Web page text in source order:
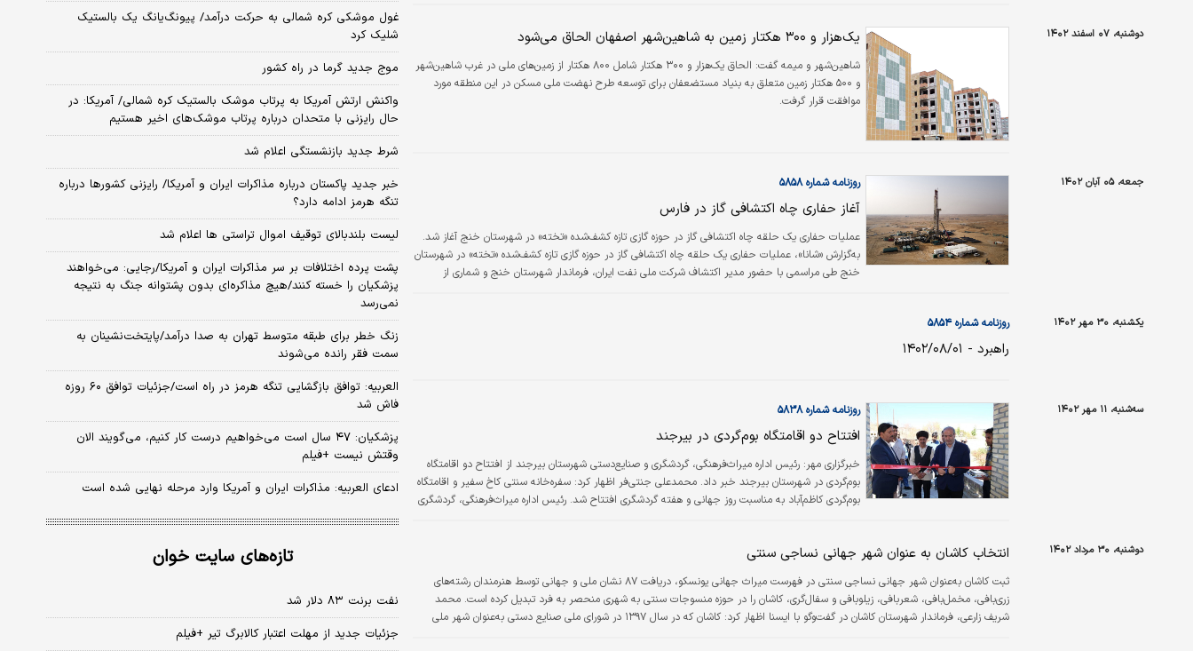
دوشنبه، ۰۷ اسفند ۱۴۰۲ یک‌هزار و ۳۰۰ هکتار زمین به شاهین‌شهر اصفهان الحاق می‌شود
شاهین‌شهر و میمه گفت: الحاق یک‌هزار و ۳۰۰ هکتار شامل ۸۰۰ هکتار از زمین‌های ملی در غرب شاهین‌شهر
و ۵۰۰ هکتار زمین متعلق به بنیاد مستضعفان برای توسعه طرح نهضت ملی مسکن در این منطقه مورد
موافقت قرار گرفت.
جمعه، ۰۵ آبان ۱۴۰۲ روزنامه شماره ۵۸۵۸
آغاز حفاری چاه اکتشافی گاز در فارس
عملیات حفاری یک حلقه چاه اکتشافی گاز در حوزه گازی تازه کشف‌شده «تخته» در شهرستان خنج آغاز شد.
به‌گزارش «شانا»، عملیات حفاری یک حلقه چاه اکتشافی گاز در حوزه گازی تازه کشف‌شده «تخته» در شهرستان
خنج طی مراسمی با حضور مدیر اکتشاف شرکت ملی نفت ایران، فرماندار شهرستان خنج و شماری از
یکشنبه، ۳۰ مهر ۱۴۰۲ روزنامه شماره ۵۸۵۴
راهبرد - ۱۴۰۲/۰۸/۰۱
سه‌شنبه، ۱۱ مهر ۱۴۰۲ روزنامه شماره ۵۸۳۸
افتتاح دو اقامتگاه بوم‌گردی در بیرجند
خبرگزاری مهر: رئیس اداره میراث‌‌‌فرهنگی، گردشگری و صنایع‌‌‌دستی شهرستان بیرجند از افتتاح دو اقامتگاه
بوم‌گردی در شهرستان بیرجند خبر داد. محمدعلی جنتی‌‌‌فر اظهار کرد: سفره‌خانه سنتی کاخ سفیر و اقامتگاه
بوم‌‌‌گردی کاظم‌آباد به مناسبت روز جهانی و هفته گردشگری افتتاح شد. رئیس اداره میراث‌‌‌فرهنگی، گردشگری
انجام شد.…
دوشنبه، ۳۰ مرداد ۱۴۰۲ انتخاب کاشان به عنوان شهر جهانی نساجی سنتی
ثبت کاشان به‌عنوان‌ شهر جهانی نساجی سنتی در فهرست میراث جهانی یونسکو، دریافت ۸۷ نشان ملی و جهانی توسط هنرمندان رشته‌های
زری‌بافی، مخمل‌بافی، شعربافی، زیلوبافی و سفال‌گری، کاشان را در حوزه منسوجات سنتی به شهری منحصر به فرد تبدیل کرده است. محمد
شریف زارعی، فرماندار شهرستان کاشان در گفت‌وگو با ایسنا اظهار کرد: کاشان که در سال ۱۳۹۷ در شورای ملی صنایع دستی به‌عنوان شهر ملی
غول موشکی کره شمالی به حرکت درآمد/ پیونگ‌یانگ یک بالستیک
شلیک کرد
موج جدید گرما در راه کشور
واکنش ارتش آمریکا به پرتاب موشک بالستیک کره شمالی/ آمریکا: در
حال رایزنی با متحدان درباره پرتاب موشک‌های اخیر هستیم
شرط جدید بازنشستگی اعلام شد
خبر جدید پاکستان درباره مذاکرات ایران و آمریکا/ رایزنی کشورها درباره
تنگه هرمز ادامه دارد؟
لیست بلندبالای توقیف اموال تراستی ها اعلام شد
پشت پرده اختلافات بر سر مذاکرات ایران و آمریکا/رجایی: می‌خواهند
پزشکیان را خسته کنند/هیچ مذاکره‌ای بدون پشتوانه جنگ به نتیجه
نمی‌رسد
زنگ خطر برای طبقه متوسط تهران به صدا درآمد/پایتخت‌نشینان به
سمت فقر رانده می‌شوند
العربیه: توافق بازگشایی تنگه هرمز در راه است/جزئیات توافق ۶۰ روزه
فاش شد
پزشکیان: ۴۷ سال است می‌خواهیم درست کار کنیم، می‌گویند الان
وقتش نیست +فیلم
ادعای العربیه: مذاکرات ایران و آمریکا وارد مرحله نهایی شده است
تازه‌های سایت خوان
نفت برنت ۸۳ دلار شد
جزئیات جدید از مهلت اعتبار کالابرگ تیر +فیلم